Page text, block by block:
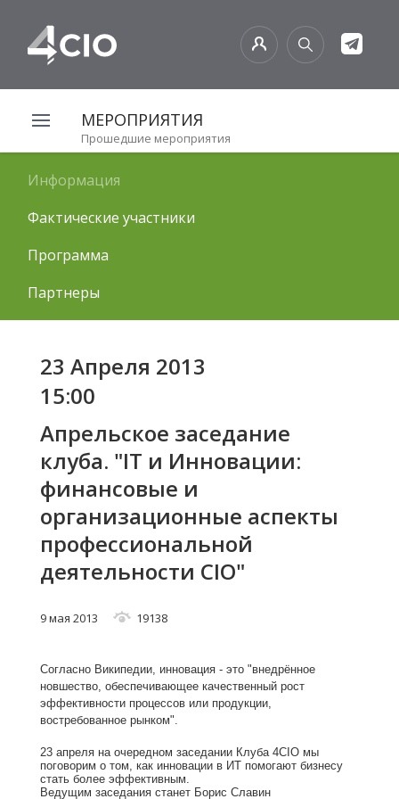
МЕРОПРИЯТИЯ
Прошедшие мероприятия
Информация
Фактические участники
Программа
Партнеры
23 Апреля 2013
15:00
Апрельское заседание
клуба. "IT и Инновации:
финансовые и
организационные аспекты
профессиональной
деятельности CIO"
9 мая 2013 19138
Согласно Википедии, инновация - это "внедрённое
новшество, обеспечивающее качественный рост
эффективности процессов или продукции,
востребованное рынком".
23 апреля на очередном заседании Клуба 4CIO мы
поговорим о том, как инновации в ИТ помогают бизнесу
стать более эффективным.
Ведущим заседания станет Борис Славин